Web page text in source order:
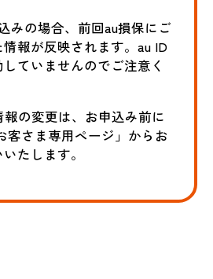
みの場合、前回au損保にご
報が反映されます。au ID
ていませんのでご注意く
の変更は、お申込み前に
客さま専用ページ」からお
たします。